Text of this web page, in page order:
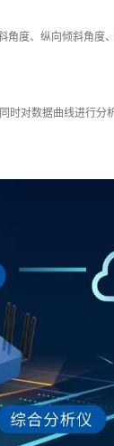
度、纵向倾斜角度
对数据曲线进行分